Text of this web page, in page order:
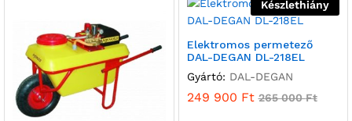
Készlethiány
Elektromos permetező
DAL-DEGAN DL-218EL
Gyártó: DAL-DEGAN
249 900 Ft 265 000Ft